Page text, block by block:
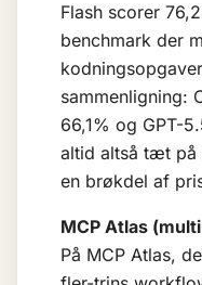
Flash scorer
benchmark der
sammenligning:
66,1% og GPT-
altid altså tæt på
en brøkdel af
MCP Atlas
På MCP Atlas,